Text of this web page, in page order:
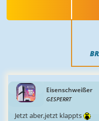
Eisenschweißer
GESPERRT
Jetzt aber,jetzt klappts